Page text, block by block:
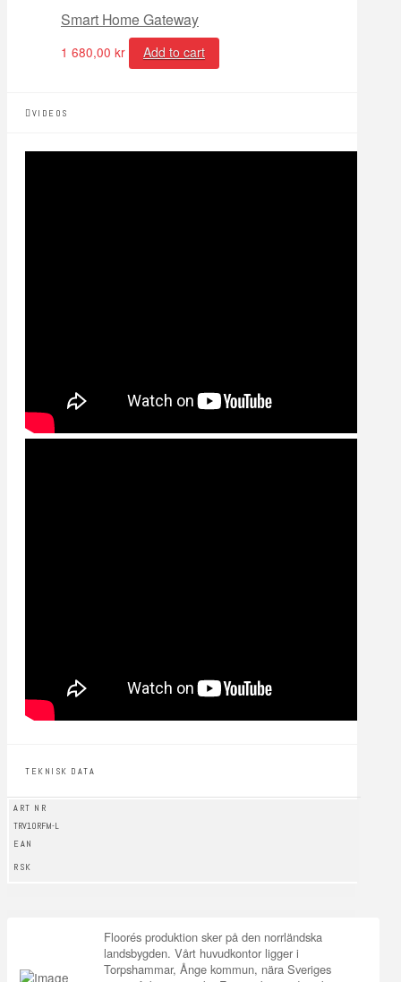
Smart Home Gateway
1 680,00 kr Add to cart
VIDEOS
TEKNISK DATA
ART NR
TRV10RFM-L
EAN
RSK
Floorés produktion sker på den norrländska
landsbygden. Vårt huvudkontor ligger i
Torpshammar, Ånge kommun, nära Sveriges